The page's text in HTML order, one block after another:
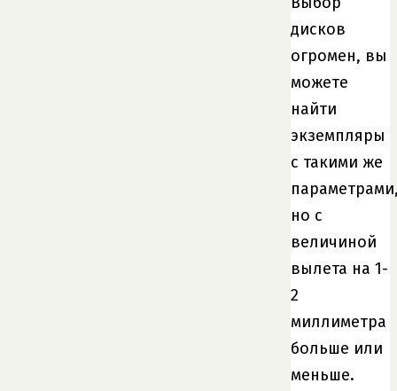
дисков
огромен, вы
можете
найти
экземпляры
с такими же
но с
величиной
вылета на 1-
2
миллиметра
больше или
меньше.